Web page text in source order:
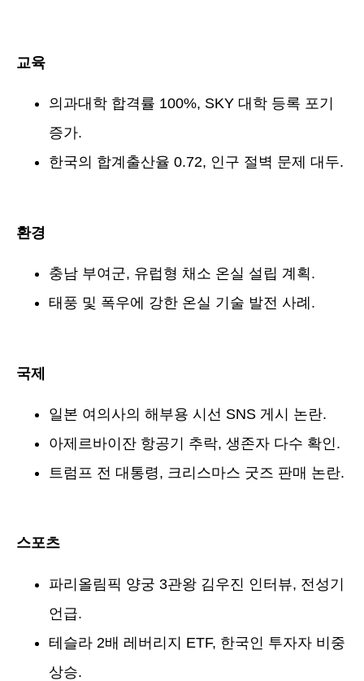
교육
의과대학 합격률 100%, SKY 대학 등록 포기
증가.
한국의 합계출산율 0.72, 인구 절벽 문제 대두.
환경
충남 부여군, 유럽형 채소 온실 설립 계획.
태풍 및 폭우에 강한 온실 기술 발전 사례.
국제
일본 여의사의 해부용 시선 SNS 게시 논란.
아제르바이잔 항공기 추락, 생존자 다수 확인.
트럼프 전 대통령, 크리스마스 굿즈 판매 논란.
스포츠
파리올림픽 양궁 3관왕 김우진 인터뷰, 전성기
언급.
테슬라 2배 레버리지 ETF, 한국인 투자자 비중
상승.